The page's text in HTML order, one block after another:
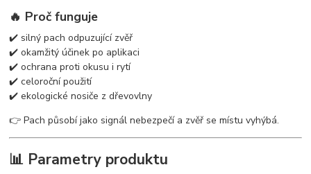
🔥 Proč funguje
✔️ silný pach odpuzující zvěř
✔️ okamžitý účinek po aplikaci
✔️ ochrana proti okusu i rytí
✔️ celoroční použití
✔️ ekologické nosiče z dřevovlny
👉 Pach působí jako signál nebezpečí a zvěř se místu vyhýbá.
📊 Parametry produktu